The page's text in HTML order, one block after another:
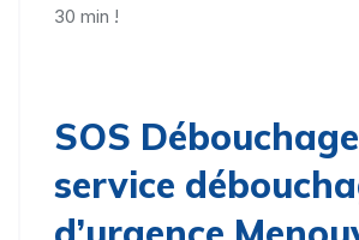
30 min !
SOS
service